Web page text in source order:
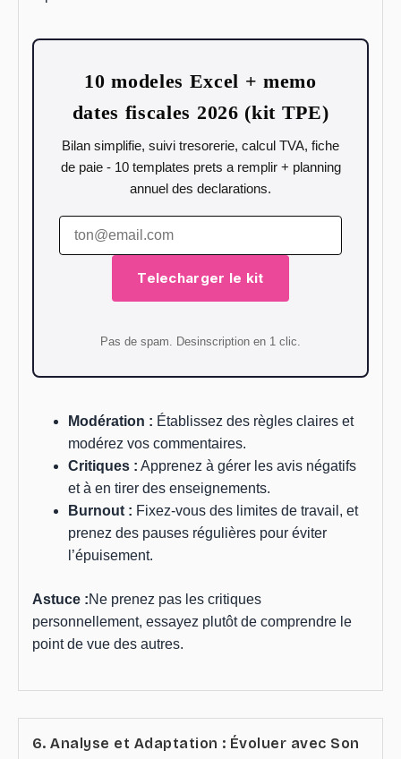
10 modeles Excel + memo
dates fiscales 2026 (kit TPE)
Bilan simplifie, suivi tresorerie, calcul TVA, fiche
de paie - 10 templates prets a remplir + planning
annuel des declarations.
Telecharger le kit
Pas de spam. Desinscription en 1 clic.
Modération : Établissez des règles claires et
modérez vos commentaires.
Critiques : Apprenez à gérer les avis négatifs
et à en tirer des enseignements.
Burnout : Fixez-vous des limites de travail, et
prenez des pauses régulières pour éviter
l’épuisement.
Astuce :Ne prenez pas les critiques
personnellement, essayez plutôt de comprendre le
point de vue des autres.
6. Analyse et Adaptation : Évoluer avec Son